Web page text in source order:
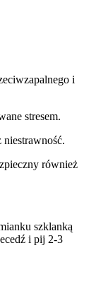
i
stresem.
niestrawność.
również
szklanką
i pij 2-3